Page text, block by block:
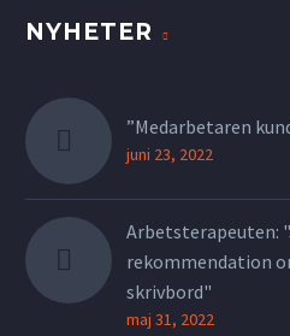
NYHETER
”Medarbetaren
juni 23, 2022
Arbetsterapeuten:
rekommendation
skrivbord"
maj 31, 2022